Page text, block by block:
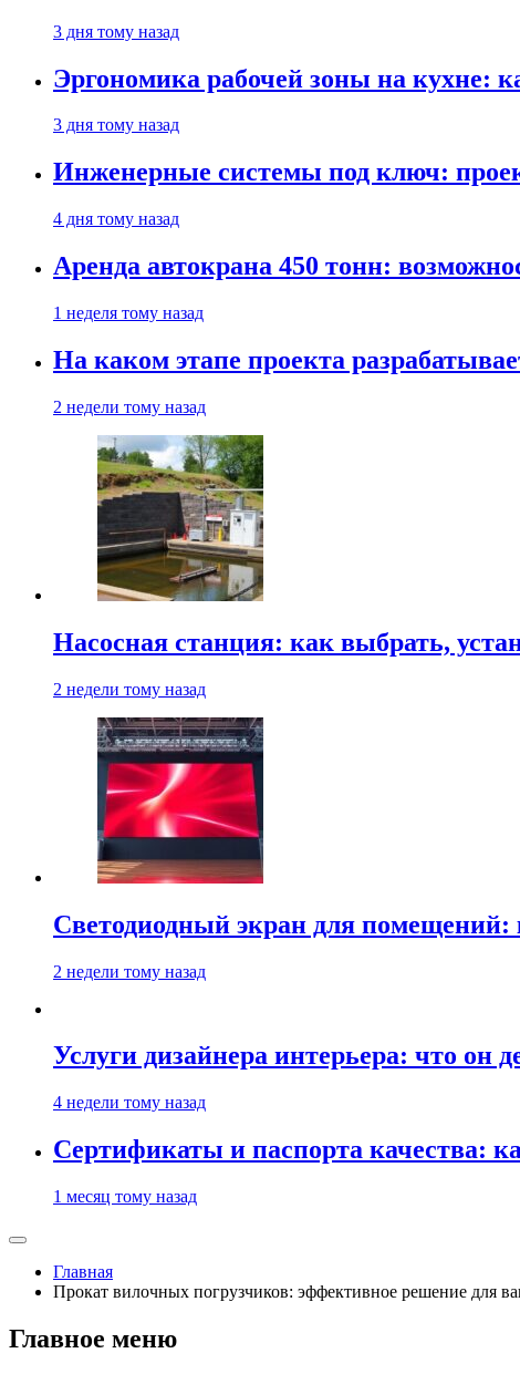
3 дня тому назад
Эргономика рабочей зоны на кухне:
3 дня тому назад
Инженерные системы под ключ:
4 дня тому назад
Аренда автокрана 450 тонн:
1 неделя тому назад
На каком этапе проекта
2 недели тому назад
Насосная станция: как выбрать,
2 недели тому назад
Светодиодный экран для помещений:
2 недели тому назад
Услуги дизайнера интерьера: что он
4 недели тому назад
Сертификаты и паспорта качества:
1 месяц тому назад
Главная
Прокат вилочных погрузчиков: эффективное решение для
Главное меню